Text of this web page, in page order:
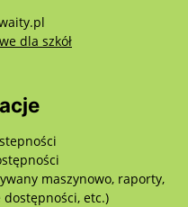
dla szkółotwiera się w
maszynowo, raporty,
etc.)